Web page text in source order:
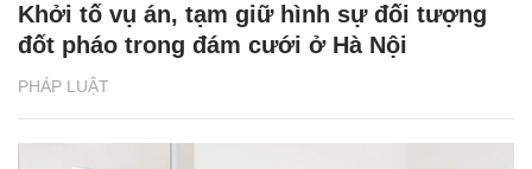
PHÁP LUẬT
Khởi tố vụ án, tạm giữ hình sự đối tượng
đốt pháo trong đám cưới ở Hà Nội